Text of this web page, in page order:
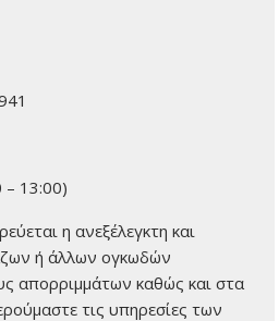
– 13:00)
η ανεξέλεγκτη και
ή άλλων ογκωδών
απορριμμάτων καθώς και στα
τις υπηρεσίες των